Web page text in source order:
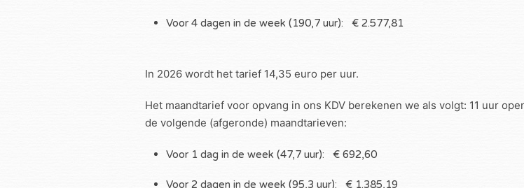
Voor 4 dagen in de week (190,7 uur): € 2.577,81
In 2026 wordt het tarief 14,35 euro per uur.
Het maandtarief voor opvang in ons KDV berekenen we als volgt: 11 uur
de volgende (afgeronde) maandtarieven:
Voor 1 dag in de week (47,7 uur): € 692,60
Voor 2 dagen in de week (95,3 uur): € 1.385,19